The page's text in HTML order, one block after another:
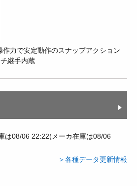
作力で安定動作のスナップアクション
継手内蔵
は08/06 22:22(メーカ在庫は08/06
＞各種データ更新情報